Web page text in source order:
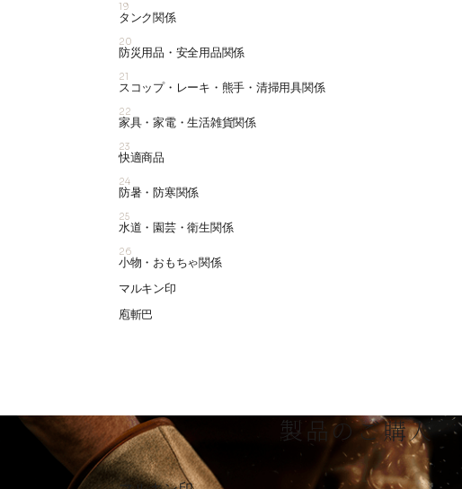
19
タンク関係
20
防災用品・安全用品関係
21
スコップ・レーキ・熊手・清掃用具関係
22
家具・家電・生活雑貨関係
23
快適商品
24
防暑・防寒関係
25
水道・園芸・衛生関係
26
小物・おもちゃ関係
マルキン印
庖斬巴
製品のご購入